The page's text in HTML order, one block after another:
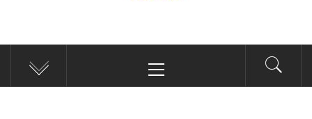
ALSPROD
Site De Partage De Délicieux Plats
principal